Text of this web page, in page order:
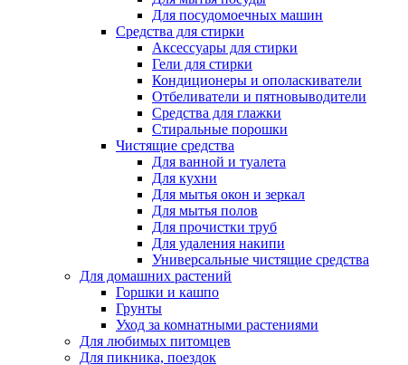
Для посудомоечных машин
Средства для стирки
Аксессуары для стирки
Гели для стирки
Кондиционеры и ополаскиватели
Отбеливатели и пятновыводители
Средства для глажки
Стиральные порошки
Чистящие средства
Для ванной и туалета
Для кухни
Для мытья окон и зеркал
Для мытья полов
Для прочистки труб
Для удаления накипи
Универсальные чистящие средства
Для домашних растений
Горшки и кашпо
Грунты
Уход за комнатными растениями
Для любимых питомцев
Для пикника, поездок